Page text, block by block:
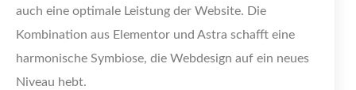
auch eine optimale Leistung der Website. Die
Kombination aus Elementor und Astra schafft eine
harmonische Symbiose, die Webdesign auf ein neues
Niveau hebt.